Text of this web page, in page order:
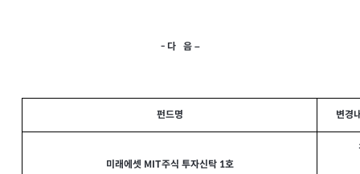
- 다 음 –
펀드명 변경
미래에셋 MIT주식 투자신탁 1호